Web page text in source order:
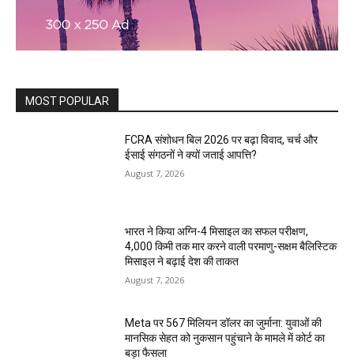
MOST POPULAR
FCRA संशोधन बिल 2026 पर बढ़ा विवाद, चर्च और
ईसाई संगठनों ने क्यों जताई आपत्ति?
August 7, 2026
भारत ने किया अग्नि-4 मिसाइल का सफल परीक्षण,
4,000 किमी तक मार करने वाली परमाणु-सक्षम बैलिस्टिक
मिसाइल ने बढ़ाई देश की ताकत
August 7, 2026
Meta पर 567 मिलियन डॉलर का जुर्माना: युवाओं की
मानसिक सेहत को नुकसान पहुंचाने के मामले में कोर्ट का
बड़ा फैसला